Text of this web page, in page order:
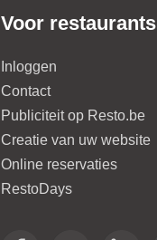
Voor restaurants
Inloggen
Contact
Publiciteit op Resto.be
Creatie van uw website
Online reservaties
RestoDays